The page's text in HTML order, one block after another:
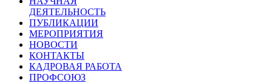
ДЕЯТЕЛЬНОСТЬ
ПУБЛИКАЦИИ
МЕРОПРИЯТИЯ
НОВОСТИ
КОНТАКТЫ
КАДРОВАЯ РАБОТА
ПРОФСОЮЗ